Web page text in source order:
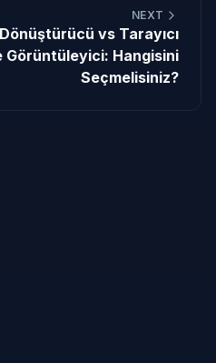
NEXT
vs Tarayıcı
Görüntüleyici: Hangisini
Seçmelisiniz?